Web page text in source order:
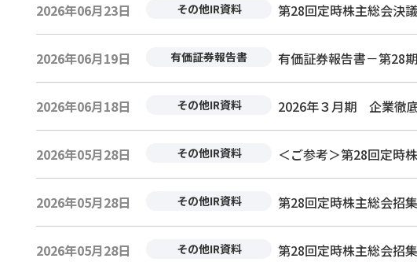
2026年06月23日 その他IR資料 第28回定時株主総会決
2026年06月19日 有価証券報告書 有価証券報告書－第28
2026年06月18日 その他IR資料 2026年３月期 企業徹
2026年05月28日 その他IR資料 ＜ご参考＞第28回定時
2026年05月28日 その他IR資料 第28回定時株主総会招
2026年05月28日 その他IR資料
第28回定時株主総会招